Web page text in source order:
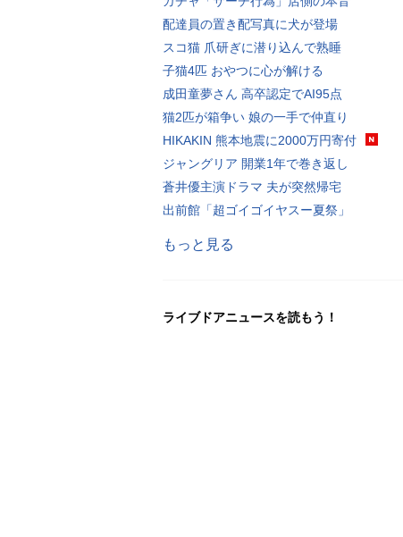
配達員の置き配写真に犬が登場
スコ猫 爪研ぎに潜り込んで熟睡
子猫4匹 おやつに心が解ける
成田童夢さん 高卒認定でAI95点
猫2匹が箱争い 娘の一手で仲直り
HIKAKIN 熊本地震に2000万円寄付
ジャングリア 開業1年で巻き返し
蒼井優主演ドラマ 夫が突然帰宅
出前館「超ゴイゴイヤスー夏祭」
もっと見る
ライブドアニュースを読もう！